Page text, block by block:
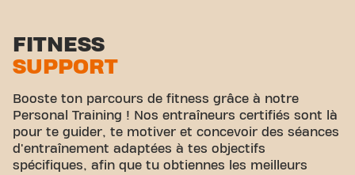
FITNESS
SUPPORT
Booste ton parcours de fitness grâce à notre
Personal Training ! Nos entraîneurs certifiés sont là
pour te guider, te motiver et concevoir des séances
d'entraînement adaptées à tes objectifs
spécifiques, afin que tu obtiennes les meilleurs